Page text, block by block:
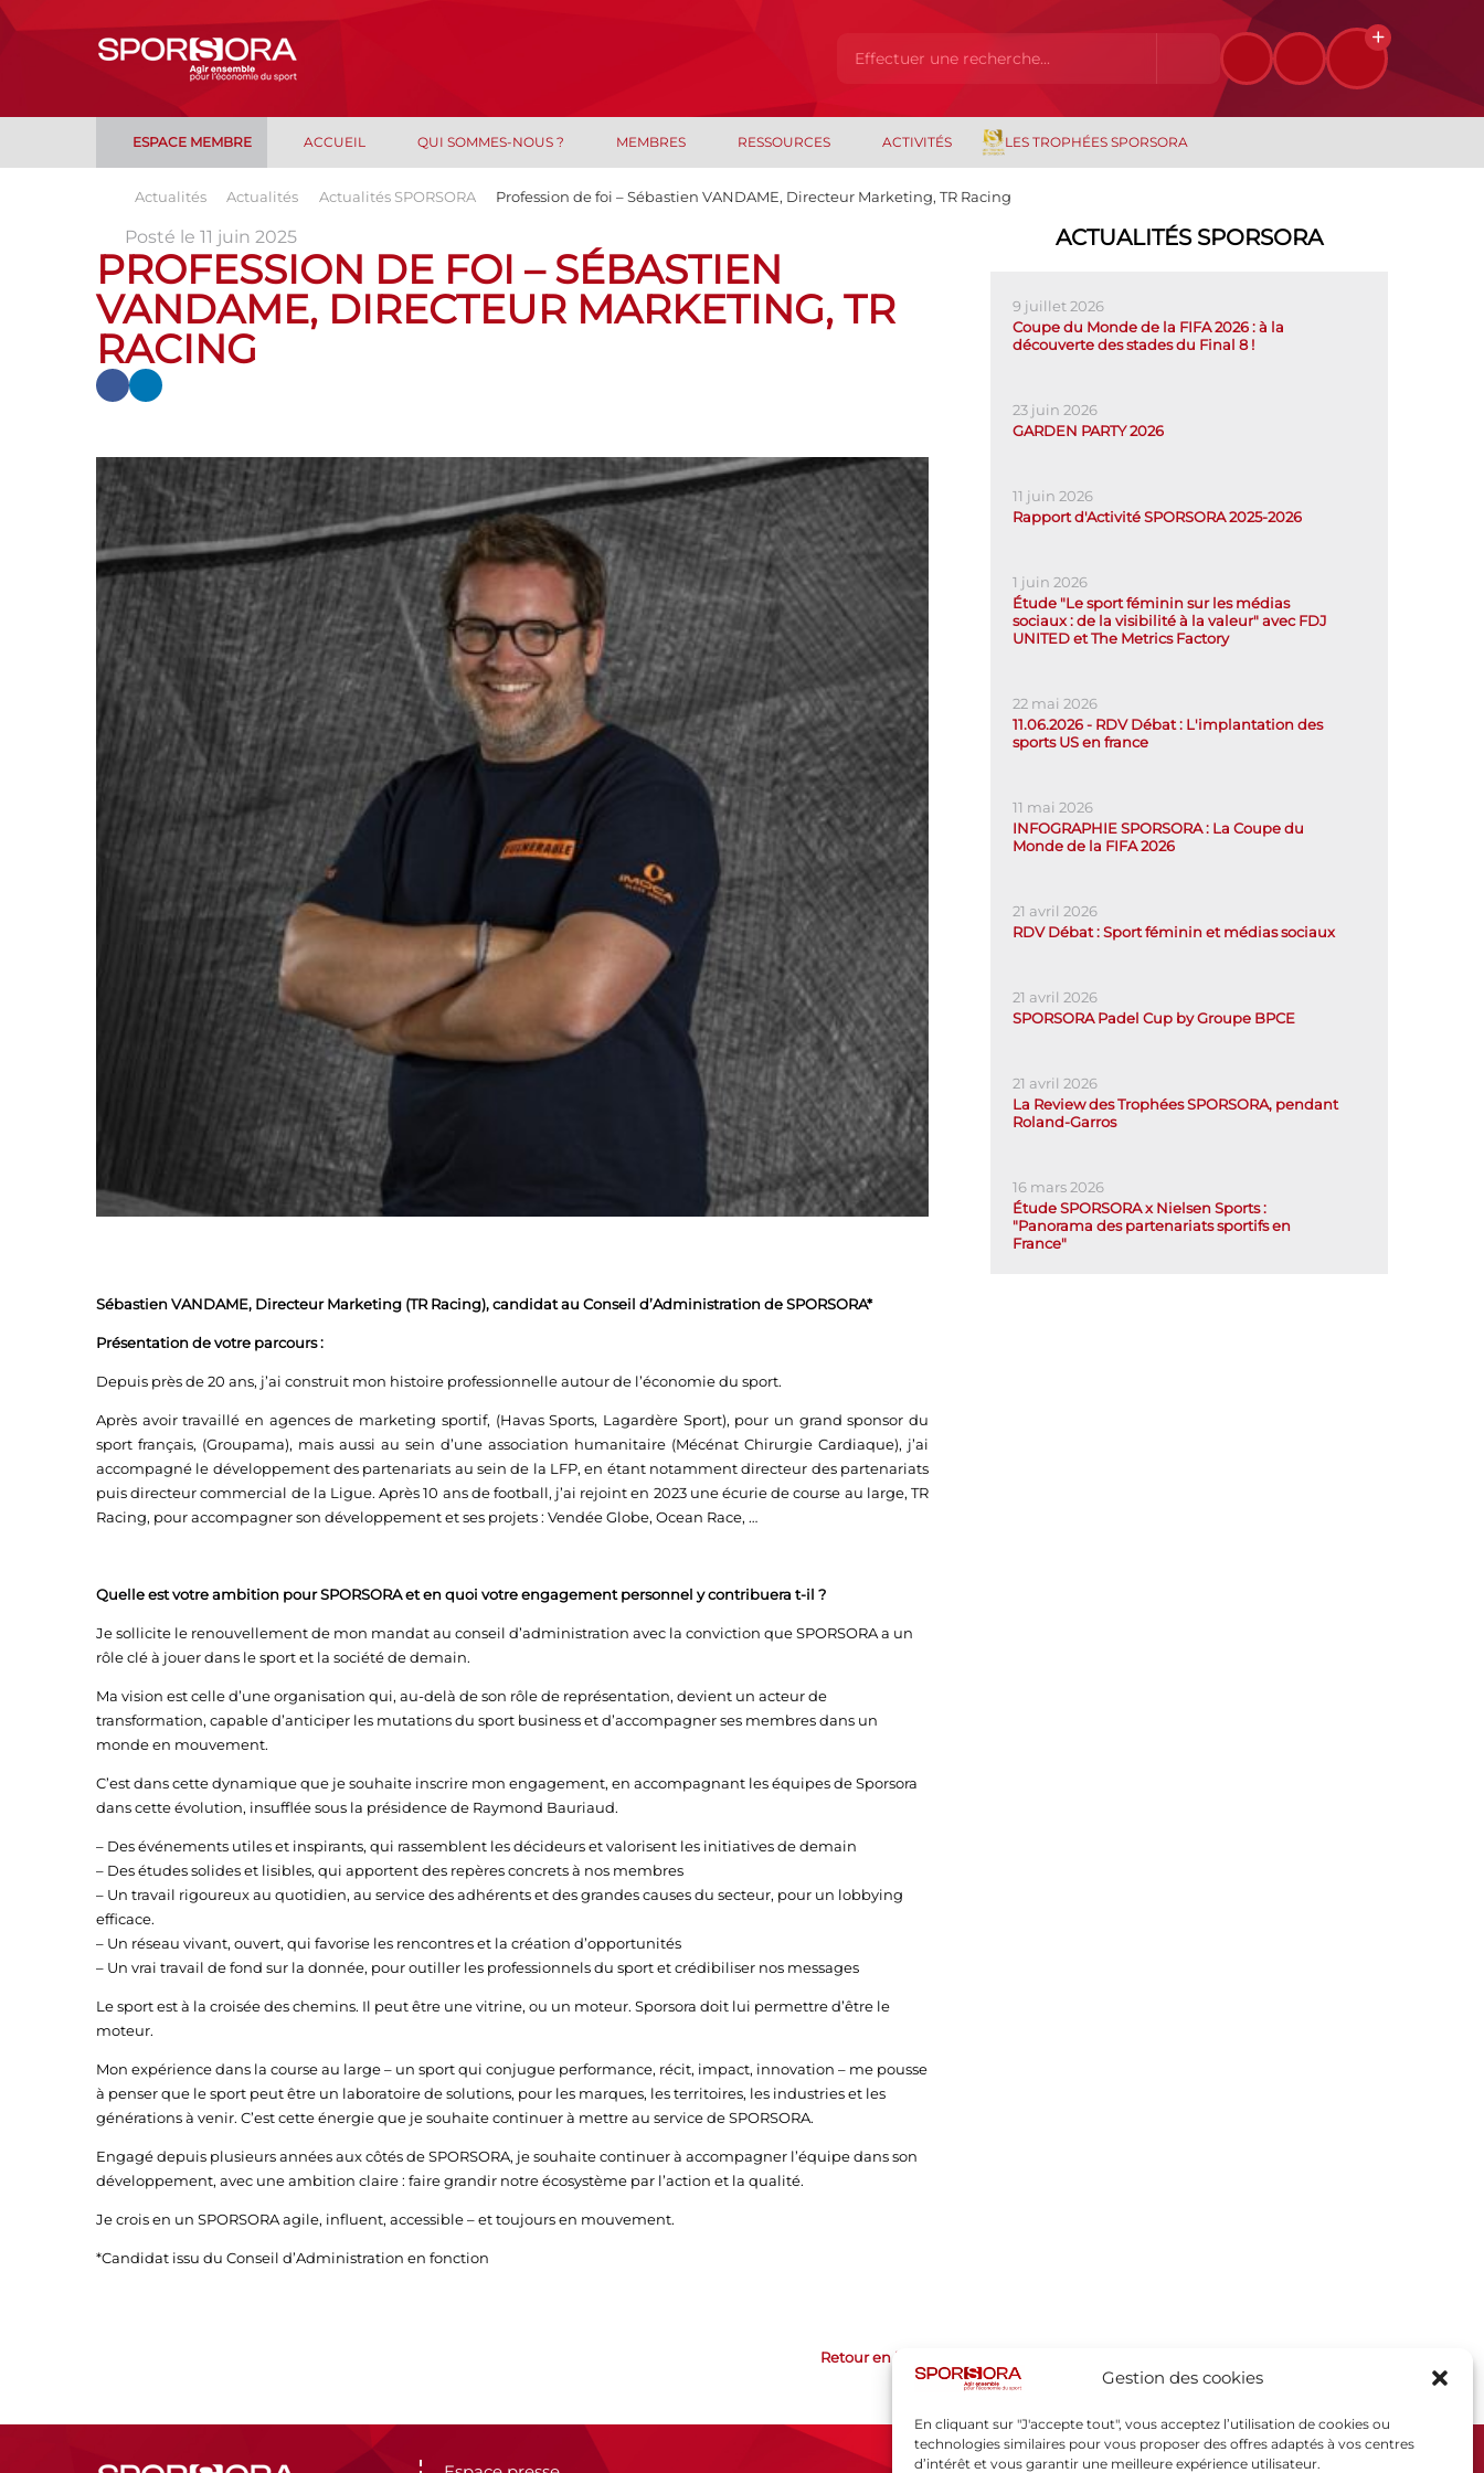
Gestion des cookies
En cliquant sur "J'accepte tout", vous acceptez l’utilisation de cookies ou
technologies similaires pour vous proposer des offres adaptés à vos centres
d’intérêt et vous garantir une meilleure expérience utilisateur.
ESPACE MEMBRE ACCUEIL QUI SOMMES-NOUS ? MEMBRES RESSOURCES ACTIVITÉS LES TROPHÉES SPORSORA
Actualités Actualités Actualités SPORSORA Profession de foi – Sébastien VANDAME, Directeur Marketing, TR Racing
Posté le 11 juin 2025
PROFESSION DE FOI – SÉBASTIEN
VANDAME, DIRECTEUR MARKETING, TR
RACING
Sébastien VANDAME, Directeur Marketing (TR Racing), candidat au Conseil d’Administration de SPORSORA*
Présentation de votre parcours :
Depuis près de 20 ans, j’ai construit mon histoire professionnelle autour de l’économie du sport.
Après avoir travaillé en agences de marketing sportif, (Havas Sports, Lagardère Sport), pour un grand sponsor du
sport français, (Groupama), mais aussi au sein d’une association humanitaire (Mécénat Chirurgie Cardiaque), j’ai
accompagné le développement des partenariats au sein de la LFP, en étant notamment directeur des partenariats
puis directeur commercial de la Ligue. Après 10 ans de football, j’ai rejoint en 2023 une écurie de course au large, TR
Racing, pour accompagner son développement et ses projets : Vendée Globe, Ocean Race, …
Quelle est votre ambition pour SPORSORA et en quoi votre engagement personnel y contribuera t-il ?
Je sollicite le renouvellement de mon mandat au conseil d’administration avec la conviction que SPORSORA a un
rôle clé à jouer dans le sport et la société de demain.
Ma vision est celle d’une organisation qui, au-delà de son rôle de représentation, devient un acteur de
transformation, capable d’anticiper les mutations du sport business et d’accompagner ses membres dans un
monde en mouvement.
C’est dans cette dynamique que je souhaite inscrire mon engagement, en accompagnant les équipes de Sporsora
dans cette évolution, insufflée sous la présidence de Raymond Bauriaud.
– Des événements utiles et inspirants, qui rassemblent les décideurs et valorisent les initiatives de demain
– Des études solides et lisibles, qui apportent des repères concrets à nos membres
– Un travail rigoureux au quotidien, au service des adhérents et des grandes causes du secteur, pour un lobbying
efficace.
– Un réseau vivant, ouvert, qui favorise les rencontres et la création d’opportunités
– Un vrai travail de fond sur la donnée, pour outiller les professionnels du sport et crédibiliser nos messages
Le sport est à la croisée des chemins. Il peut être une vitrine, ou un moteur. Sporsora doit lui permettre d’être le
moteur.
Mon expérience dans la course au large – un sport qui conjugue performance, récit, impact, innovation – me pousse
à penser que le sport peut être un laboratoire de solutions, pour les marques, les territoires, les industries et les
générations à venir. C’est cette énergie que je souhaite continuer à mettre au service de SPORSORA.
Engagé depuis plusieurs années aux côtés de SPORSORA, je souhaite continuer à accompagner l’équipe dans son
développement, avec une ambition claire : faire grandir notre écosystème par l’action et la qualité.
Je crois en un SPORSORA agile, influent, accessible – et toujours en mouvement.
*Candidat issu du Conseil d’Administration en fonction
Retour en haut
ACTUALITÉS SPORSORA
9 juillet 2026
Coupe du Monde de la FIFA 2026 : à la
découverte des stades du Final 8 !
23 juin 2026
GARDEN PARTY 2026
11 juin 2026
Rapport d'Activité SPORSORA 2025-2026
1 juin 2026
Étude "Le sport féminin sur les médias
sociaux : de la visibilité à la valeur" avec FDJ
UNITED et The Metrics Factory
22 mai 2026
11.06.2026 - RDV Débat : L'implantation des
sports US en france
11 mai 2026
INFOGRAPHIE SPORSORA : La Coupe du
Monde de la FIFA 2026
21 avril 2026
RDV Débat : Sport féminin et médias sociaux
21 avril 2026
SPORSORA Padel Cup by Groupe BPCE
21 avril 2026
La Review des Trophées SPORSORA, pendant
Roland-Garros
16 mars 2026
Étude SPORSORA x Nielsen Sports :
"Panorama des partenariats sportifs en
France"